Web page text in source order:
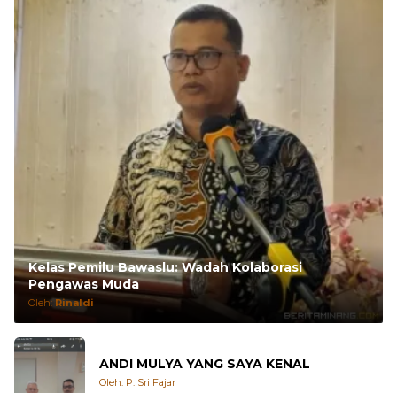
Kelas Pemilu Bawaslu: Wadah Kolaborasi
Pengawas Muda
Oleh:Rinaldi
ANDI MULYA YANG SAYA KENAL
Oleh: P. Sri Fajar